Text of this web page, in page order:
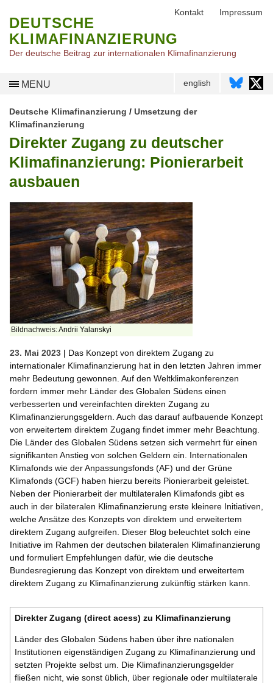
DEUTSCHE
KLIMAFINANZIERUNG
Der deutsche Beitrag zur internationalen Klimafinanzierung
MENU english
Deutsche Klimafinanzierung / Umsetzung der
Klimafinanzierung
Direkter Zugang zu deutscher
Klimafinanzierung: Pionierarbeit
ausbauen
Bildnachweis:Andrii Yalanskyi
23. Mai 2023 | Das Konzept von direktem Zugang zu
internationaler Klimafinanzierung hat in den letzten Jahren immer
mehr Bedeutung gewonnen. Auf den Weltklimakonferenzen
fordern immer mehr Länder des Globalen Südens einen
verbesserten und vereinfachten direkten Zugang zu
Klimafinanzierungsgeldern. Auch das darauf aufbauende Konzept
von erweitertem direktem Zugang findet immer mehr Beachtung.
Die Länder des Globalen Südens setzen sich vermehrt für einen
signifikanten Anstieg von solchen Geldern ein. Internationalen
Klimafonds wie der Anpassungsfonds (AF) und der Grüne
Klimafonds (GCF) haben hierzu bereits Pionierarbeit geleistet.
Neben der Pionierarbeit der multilateralen Klimafonds gibt es
auch in der bilateralen Klimafinanzierung erste kleinere Initiativen,
welche Ansätze des Konzepts von direktem und erweitertem
direktem Zugang aufgreifen. Dieser Blog beleuchtet solch eine
Initiative im Rahmen der deutschen bilateralen Klimafinanzierung
und formuliert Empfehlungen dafür, wie die deutsche
Bundesregierung das Konzept von direktem und erweitertem
direktem Zugang zu Klimafinanzierung zukünftig stärken kann.
Direkter Zugang (direct acess) zu Klimafinanzierung
Länder des Globalen Südens haben über ihre nationalen
Institutionen eigenständigen Zugang zu Klimafinanzierung und
setzten Projekte selbst um. Die Klimafinanzierungsgelder
fließen nicht, wie sonst üblich, über regionale oder multilaterale
Kontakt Impressum